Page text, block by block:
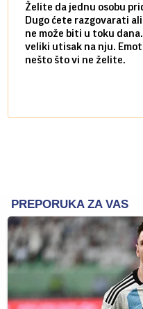
Želite da jednu osobu
Dugo ćete razgovarati
ne može biti u toku
veliki utisak na nju.
nešto što vi ne želite.